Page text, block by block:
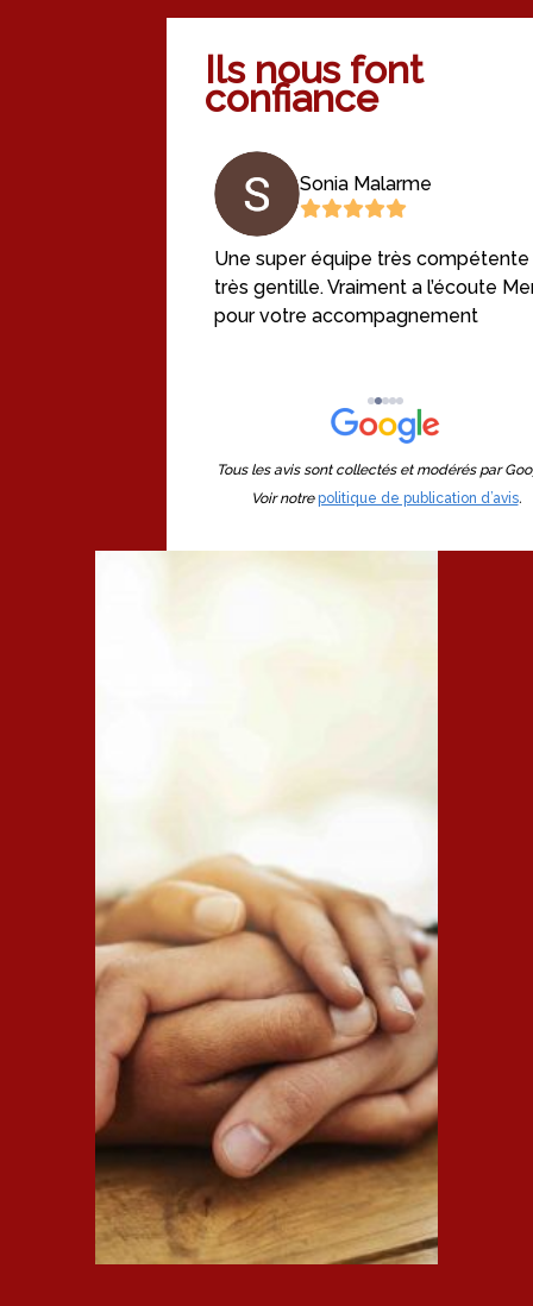
Ils nous font
confiance
Sonia Malarme
Une super équipe très
très gentille. Vraiment a l’écoute
pour votre accompagnement
Tous les avis sont collectés et modérés par
Voir notrepolitique de publication d’avis.